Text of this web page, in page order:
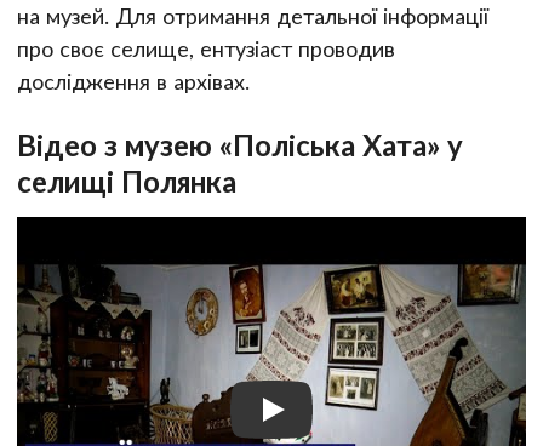
на музей. Для отримання детальної інформації
про своє селище, ентузіаст проводив
дослідження в архівах.
Відео з музею «Поліська Хата» у
селищі Полянка